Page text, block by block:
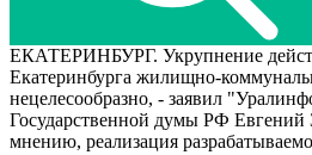
ЕКАТЕРИНБУРГ. Укрупнение
Екатеринбурга жилищно-
нецелесообразно, - заявил
Государственной думы РФ Евгений
мнению, реализация